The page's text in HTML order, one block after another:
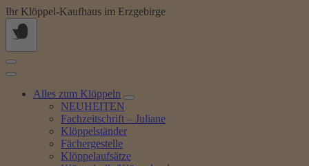
Springe
zum
Inhalt
Ihr Klöppel-Kaufhaus im Erzgebirge
Alles zum Klöppeln
NEUHEITEN
Fachzeitschrift – Juliane
Klöppelständer
Fächergestelle
Klöppelaufsätze